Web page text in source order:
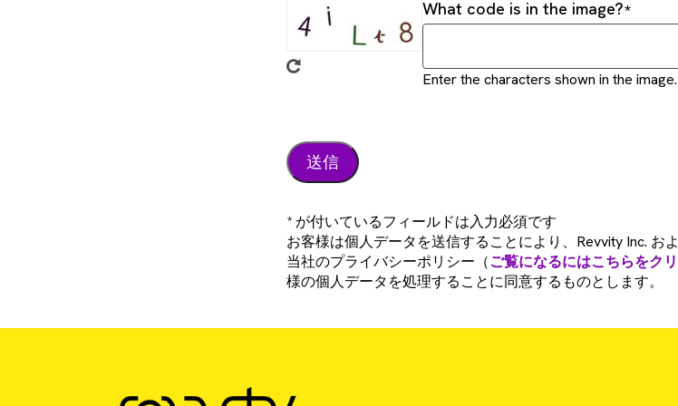
What code is in the image?
Enter the characters shown in the image.
* が付いているフィールドは入力必須です
お客様は個人データを送信することにより、Revvity Inc. お
当社のプライバシーポリシー（ご覧になるにはこちらをク
様の個人データを処理することに同意するものとします。